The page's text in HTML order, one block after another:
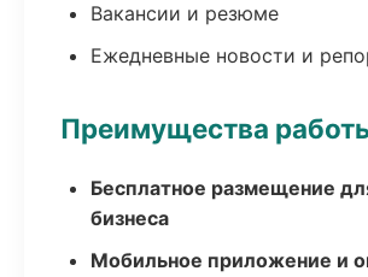
Вакансии и резюме
Ежедневные новости и
Преимущества
Бесплатное размещение
бизнеса
Мобильное приложение и